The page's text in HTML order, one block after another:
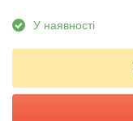
У наявності